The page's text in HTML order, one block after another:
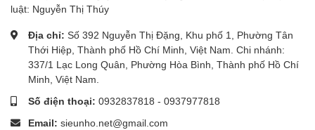
luật: Nguyễn Thị Thúy
Địa chỉ: Số 392 Nguyễn Thị Đặng, Khu phố 1, Phường Tân
Thới Hiệp, Thành phố Hồ Chí Minh, Việt Nam. Chi nhánh:
337/1 Lạc Long Quân, Phường Hòa Bình, Thành phố Hồ Chí
Minh, Việt Nam.
Số điện thoại: 0932837818 - 0937977818
Email: sieunho.net@gmail.com